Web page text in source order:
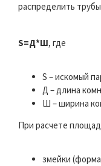
распределить
S=Д*Ш, где
S – искомый
Д – длина
Ш – ширина
При расчете
змейки